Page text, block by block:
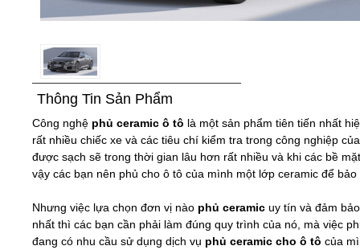
Thông Tin Sản Phẩm
Công nghệ phủ ceramic ô tô là một sản phẩm tiên tiến nhất
rất nhiều chiếc xe và các tiêu chí kiểm tra trong công nghiệp
được sạch sẽ trong thời gian lâu hơn rất nhiều và khi các bề
vậy các bạn nên phủ cho ô tô của mình một lớp ceramic để
Nhưng việc lựa chọn đơn vị nào phủ ceramic uy tín và đảm
nhất thì các bạn cần phải làm đúng quy trình của nó, mà việc
đang có nhu cầu sử dụng dịch vụ phủ ceramic cho ô tô của